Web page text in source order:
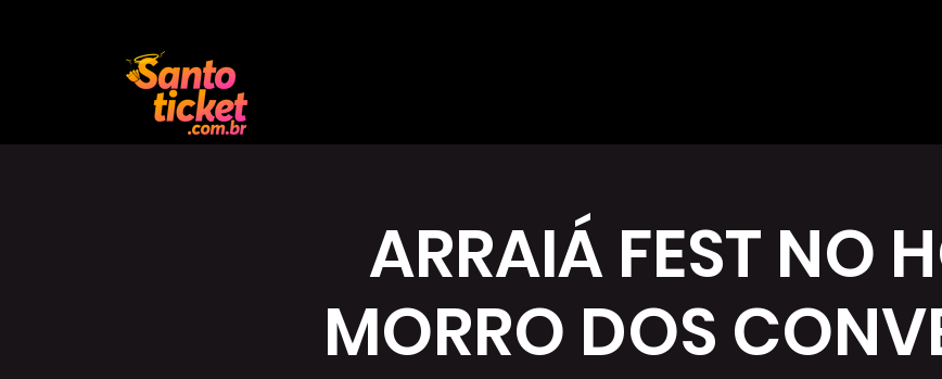
ARRAIÁ FEST NO
MORRO DOS